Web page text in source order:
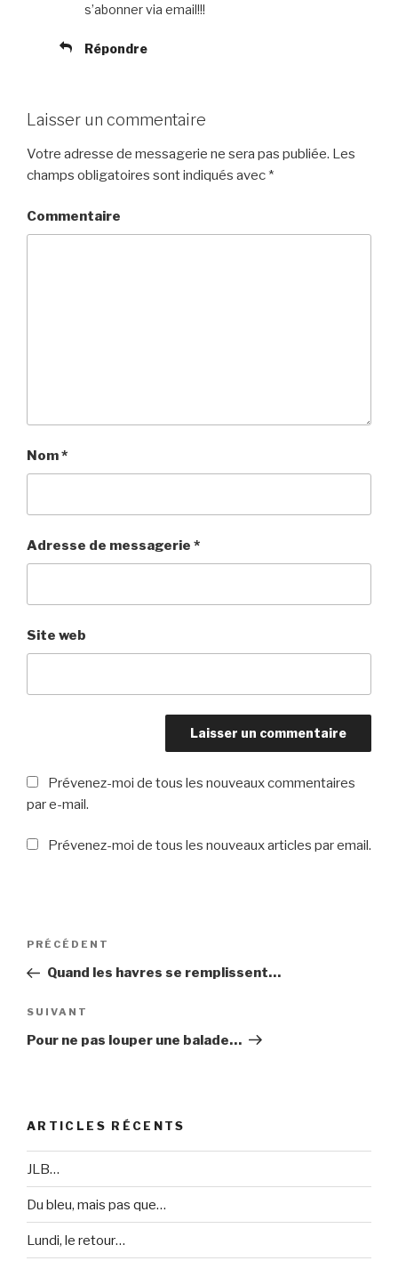
s’abonner via email!!!
Répondre
Laisser un commentaire
Votre adresse de messagerie ne sera pas publiée. Les
champs obligatoires sont indiqués avec *
Commentaire
Nom*
Adresse de messagerie *
Site web
Prévenez-moi de tous les nouveaux commentaires
par e-mail.
Prévenez-moi de tous les nouveaux articles par email.
Navigation
l’article
Article
précédent
PRÉCÉDENT
Quand les havres se remplissent…
Article
suivant
SUIVANT
Pour ne pas louper une balade…
ARTICLES RÉCENTS
JLB…
Du bleu, mais pas que…
Lundi, le retour…